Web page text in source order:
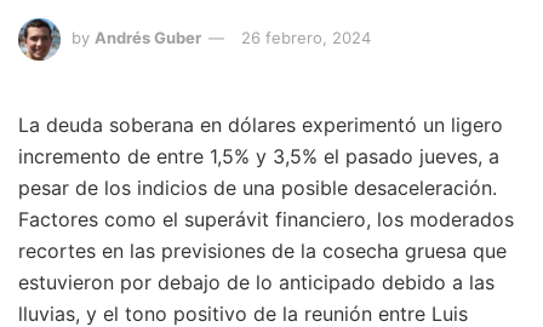
by Andrés Guber 26 febrero, 2024
La deuda soberana en dólares experimentó un ligero
incremento de entre 1,5% y 3,5% el pasado jueves, a
pesar de los indicios de una posible desaceleración.
Factores como el superávit financiero, los moderados
recortes en las previsiones de la cosecha gruesa que
estuvieron por debajo de lo anticipado debido a las
lluvias, y el tono positivo de la reunión entre Luis